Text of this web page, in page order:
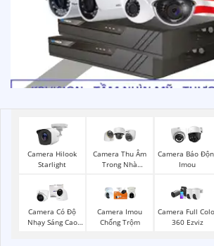
Camera Hilook
Starlight
Camera Thu Âm
Trong Nhà
Camera Báo
Imou
Camera Có Độ
Nhạy Sáng Cao
Camera Imou
Chống Trộm
Camera Full
360 Ezviz